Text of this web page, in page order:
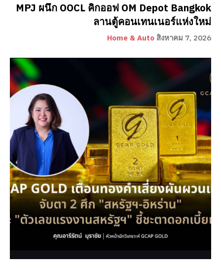
MPJ ผนึก OOCL คิกออฟ OM Depot Bangkok
ลานตู้คอนเทนเนอร์แห่งใหม่
Home & Auto สิงหาคม 7, 2026